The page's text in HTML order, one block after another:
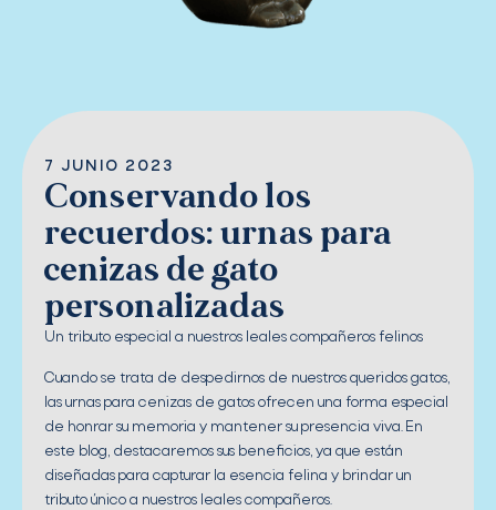
7 JUNIO 2023
Conservando los
recuerdos: urnas para
cenizas de gato
personalizadas
Un tributo especial a nuestros leales compañeros felinos
Cuando se trata de despedirnos de nuestros queridos gatos,
las urnas para cenizas de gatos ofrecen una forma especial
de honrar su memoria y mantener su presencia viva. En
este blog, destacaremos sus beneficios, ya que están
diseñadas para capturar la esencia felina y brindar un
tributo único a nuestros leales compañeros.